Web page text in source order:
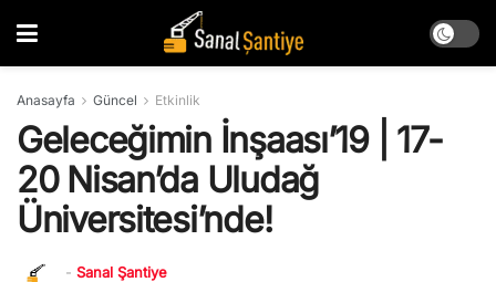
Anasayfa Güncel Etkinlik
Geleceğimin İnşaası’19 | 17-
20 Nisan’da Uludağ
Üniversitesi’nde!
- Sanal Şantiye